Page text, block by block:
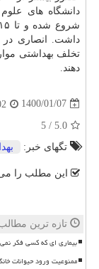
داشت. انصاری در
دهند.
1400/01/07
5.0
/
5
تگهای خبر:
این مطلب را
تازه ترین
بیماری ای که کسی فکر
ممنوعیت ورود حیوانات